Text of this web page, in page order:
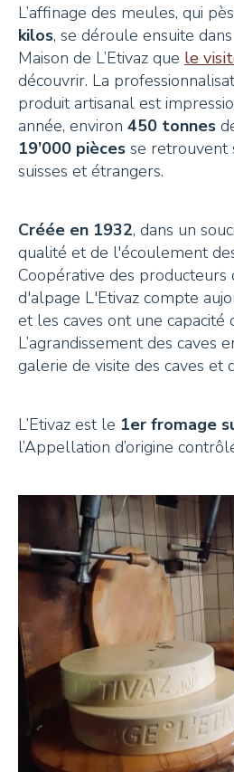
L’affinage des meules, qui
kilos, se déroule ensuite
Maison de L’Etivaz que le
découvrir. La
produit artisanal est
année, environ 450 tonnes
19’000 pièces se retrouvent
suisses et étrangers.
Créée en 1932, dans un
qualité et de l'écoulement
Coopérative des producteurs
d'alpage L'Etivaz compte
et les caves ont une capacité
L’agrandissement des caves
galerie de visite des caves et
L’Etivaz est le 1er fromage
l’Appellation d’origine